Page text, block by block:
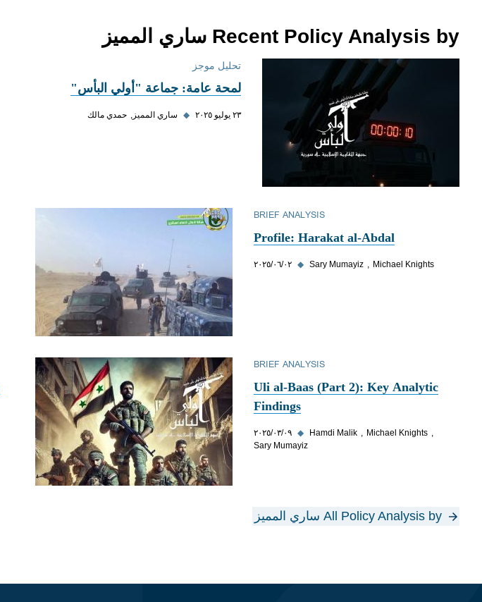
Recent Policy Analysis by ساري المميز
تحليل موجز
لمحة عامة: جماعة "أولي البأس"
٢٣ يوليو ٢٠٢٥ ◆ ساري المميز حمدي مالك
BRIEF ANALYSIS
Profile: Harakat al-Abdal
٠٢‏/٠٦‏/٢٠٢٥ ◆ Sary Mumayiz Michael Knights
BRIEF ANALYSIS
Uli al-Baas (Part 2): Key Analytic
Findings
٠٩‏/٠٣‏/٢٠٢٥ ◆ Hamdi Malik
Michael Knights
Sary Mumayiz
All Policy Analysis by ساري المميز